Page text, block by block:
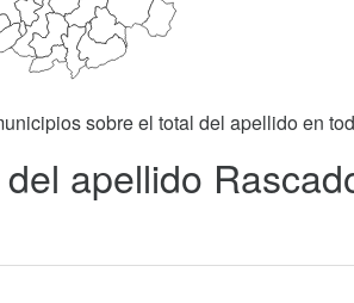
sobre el total del apellido en
apellido